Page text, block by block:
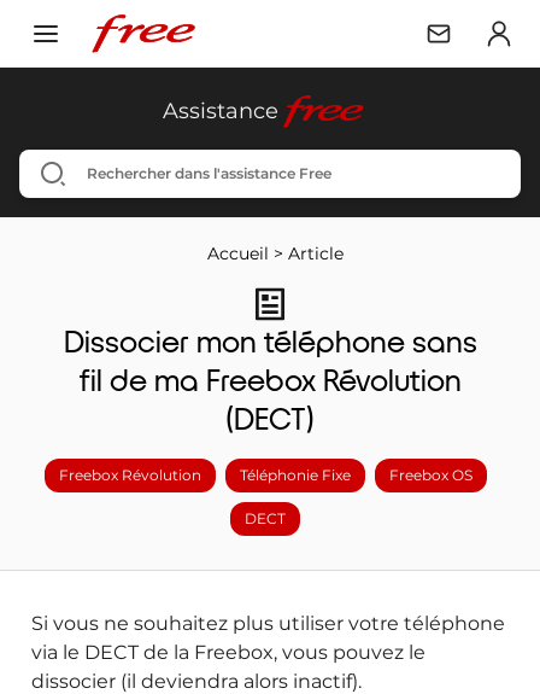
Assistance free
Accueil > Article
Dissocier mon téléphone sans
fil de ma Freebox Révolution
(DECT)
Freebox Révolution Téléphonie Fixe Freebox OS
DECT
Si vous ne souhaitez plus utiliser votre téléphone
via le DECT de la Freebox, vous pouvez le
dissocier (il deviendra alors inactif).